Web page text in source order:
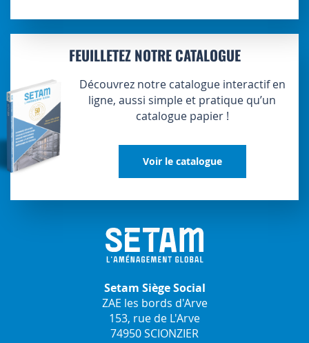
FEUILLETEZ NOTRE CATALOGUE
Découvrez notre catalogue interactif en
ligne, aussi simple et pratique qu’un
catalogue papier !
Voir le catalogue
Setam Siège Social
ZAE les bords d'Arve
153, rue de L'Arve
74950 SCIONZIER